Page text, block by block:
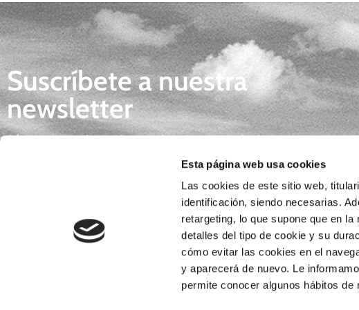
Esta página web usa cookies
Las cookies de este sitio web,
identificación, siendo necesarias.
retargeting, lo que supone que en
detalles del tipo de cookie y su
cómo evitar las cookies en el
y aparecerá de nuevo. Le
permite conocer algunos hábitos de
Suscríbete a nuestra
newsletter
Síguenos y descubre todas las novedades
POLÍTICA DE PRIVACIDAD. Responsable
Fichero BORGES S.A. Ejercicio de derechos en el e-mail lopd@borges-big.comy la
finalidad del tratamiento es gestionar tu consulta, la relación o el envío de